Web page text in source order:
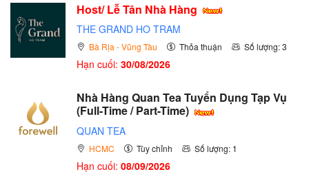
Host/ Lễ Tân Nhà Hàng
THE GRAND HO TRAM
Bà Rịa - Vũng Tàu Thỏa thuận Số lượng: 3
Hạn cuối: 30/08/2026
Nhà Hàng Quan Tea Tuyển Dụng Tạp Vụ
(Full-Time / Part-Time)
QUAN TEA
HCMC Tùy chỉnh Số lượng: 1
Hạn cuối: 08/09/2026